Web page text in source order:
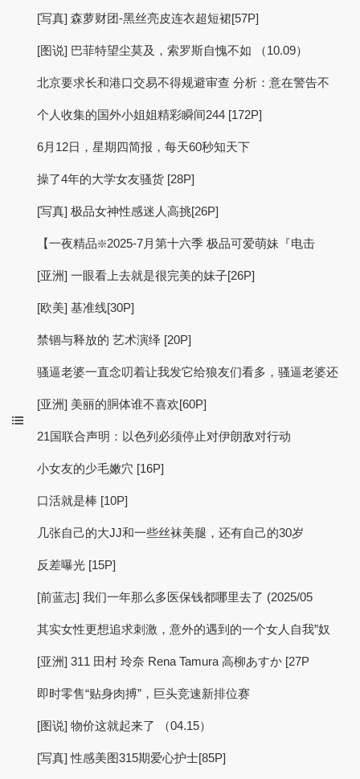
[写真] 森萝财团-黑丝亮皮连衣超短裙[57P]
[图说] 巴菲特望尘莫及，索罗斯自愧不如 （10.09）
北京要求长和港口交易不得规避审查 分析：意在警告不
个人收集的国外小姐姐精彩瞬间244 [172P]
6月12日，星期四简报，每天60秒知天下
操了4年的大学女友骚货 [28P]
[写真] 极品女神性感迷人高挑[26P]
【一夜精品❇️2025-7月第十六季 极品可爱萌妹『电击
[亚洲] 一眼看上去就是很完美的妹子[26P]
[欧美] 基准线[30P]
禁锢与释放的 艺术演绎 [20P]
骚逼老婆一直念叨着让我发它给狼友们看多，骚逼老婆还
[亚洲] 美丽的胴体谁不喜欢[60P]
21国联合声明：以色列必须停止对伊朗敌对行动
小女友的少毛嫩穴 [16P]
口活就是棒 [10P]
几张自己的大JJ和一些丝袜美腿，还有自己的30岁
反差曝光 [15P]
[前蓝志] 我们一年那么多医保钱都哪里去了 (2025/05
其实女性更想追求刺激，意外的遇到的一个女人自我”奴
[亚洲] 311 田村 玲奈 Rena Tamura 高柳あすか [27P
即时零售“贴身肉搏”，巨头竞速新排位赛
[图说] 物价这就起来了 （04.15）
[写真] 性感美图315期爱心护士[85P]